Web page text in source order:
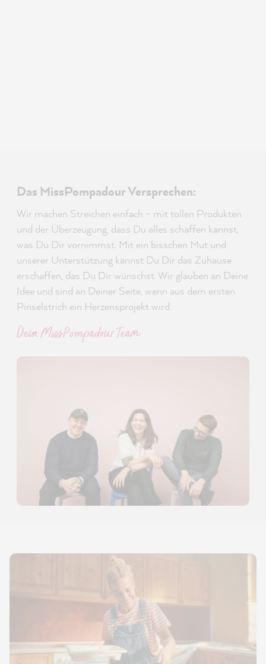
Das MissPompadour Versprechen:
Wir machen Streichen einfach – mit tollen Produkten
und der Überzeugung, dass Du alles schaffen kannst,
was Du Dir vornimmst. Mit ein bisschen Mut und
unserer Unterstützung kannst Du Dir das Zuhause
erschaffen, das Du Dir wünschst. Wir glauben an Deine
Idee und sind an Deiner Seite, wenn aus dem ersten
Pinselstrich ein Herzensprojekt wird.
Dein MissPompadour Team